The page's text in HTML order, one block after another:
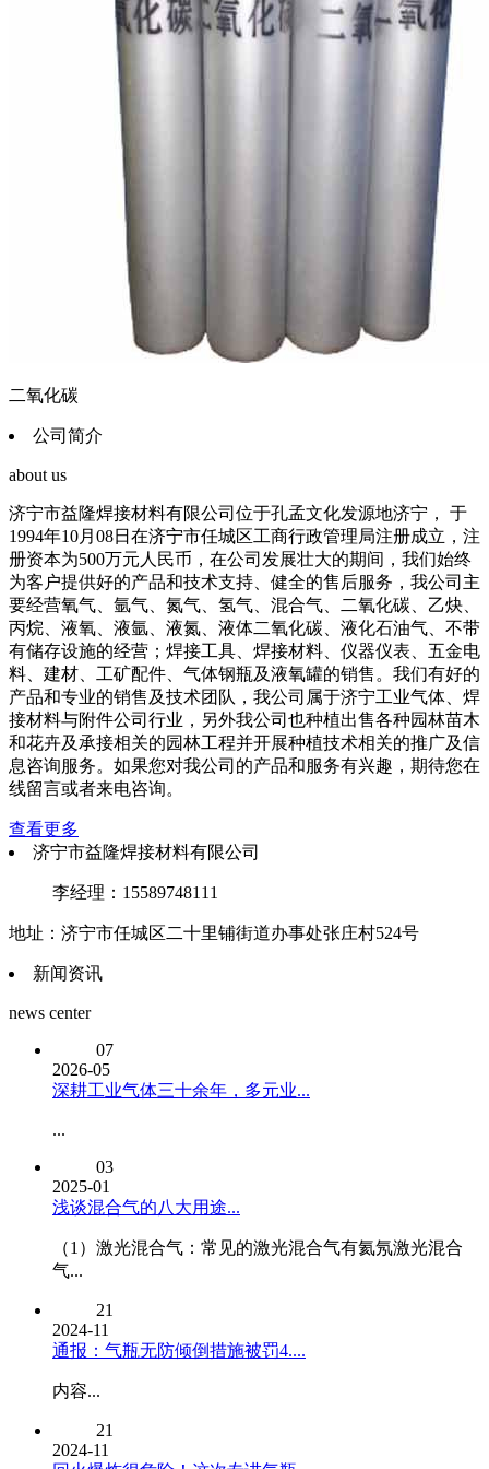
二氧化碳
公司简介
about us
济宁市益隆焊接材料有限公司位于孔孟文化发源地济宁， 于
1994年10月08日在济宁市任城区工商行政管理局注册成立，注
册资本为500万元人民币，在公司发展壮大的期间，我们始终
为客户提供好的产品和技术支持、健全的售后服务，我公司主
要经营氧气、氩气、氮气、氢气、混合气、二氧化碳、乙炔、
丙烷、液氧、液氩、液氮、液体二氧化碳、液化石油气、不带
有储存设施的经营；焊接工具、焊接材料、仪器仪表、五金电
料、建材、工矿配件、气体钢瓶及液氧罐的销售。我们有好的
产品和专业的销售及技术团队，我公司属于济宁工业气体、焊
接材料与附件公司行业，另外我公司也种植出售各种园林苗木
和花卉及承接相关的园林工程并开展种植技术相关的推广及信
息咨询服务。如果您对我公司的产品和服务有兴趣，期待您在
线留言或者来电咨询。
查看更多
济宁市益隆焊接材料有限公司
李经理：15589748111
地址：济宁市任城区二十里铺街道办事处张庄村524号
新闻资讯
news center
07
2026-05
深耕工业气体三十余年，多元业...
...
03
2025-01
浅谈混合气的八大用途...
（1）激光混合气：常见的激光混合气有氦氖激光混合
气...
21
2024-11
通报：气瓶无防倾倒措施被罚4....
内容...
21
2024-11